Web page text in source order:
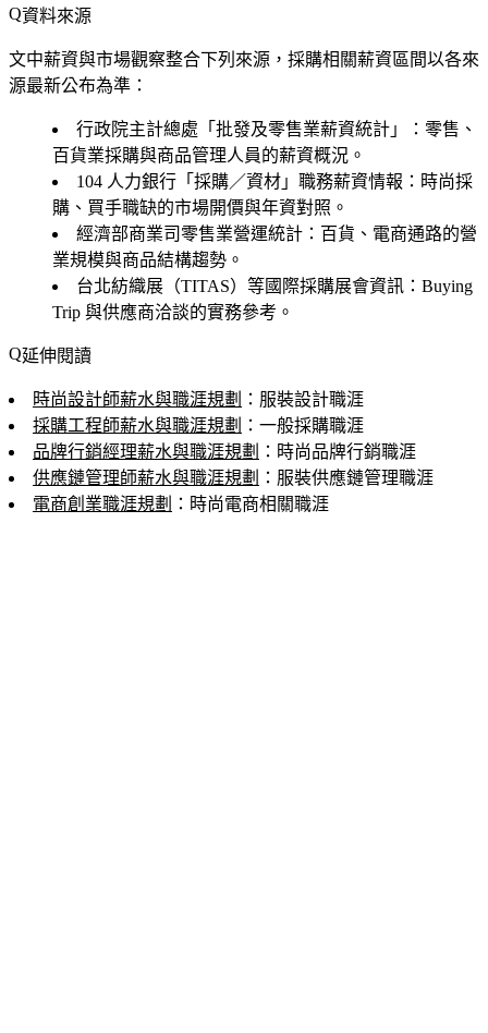
資料來源
文中薪資與市場觀察整合下列來源，採購相關薪資區間以各來
源最新公布為準：
行政院主計總處「批發及零售業薪資統計」
：零售、
百貨業採購與商品管理人員的薪資概況。
104 人力銀行「採購／資材」職務薪資情報 ：時尚採
購、買手職缺的市場開價與年資對照。
經濟部商業司零售業營運統計 ：百貨、電商通路的營
業規模與商品結構趨勢。
台北紡織展（TITAS）等國際採購展會資訊 ：Buying
Trip 與供應商洽談的實務參考。
延伸閱讀
時尚設計師薪水與職涯規劃 ：服裝設計職涯
採購工程師薪水與職涯規劃 ：一般採購職涯
品牌行銷經理薪水與職涯規劃 ：時尚品牌行銷職涯
供應鏈管理師薪水與職涯規劃 ：服裝供應鏈管理職涯
電商創業職涯規劃 ：時尚電商相關職涯